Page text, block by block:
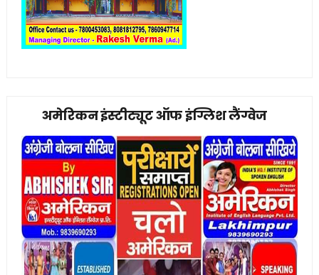
अमेरिकन इंस्टीट्यूट ऑफ इंग्लिश लैंग्वेज